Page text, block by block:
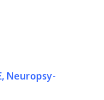
Neuropsy-